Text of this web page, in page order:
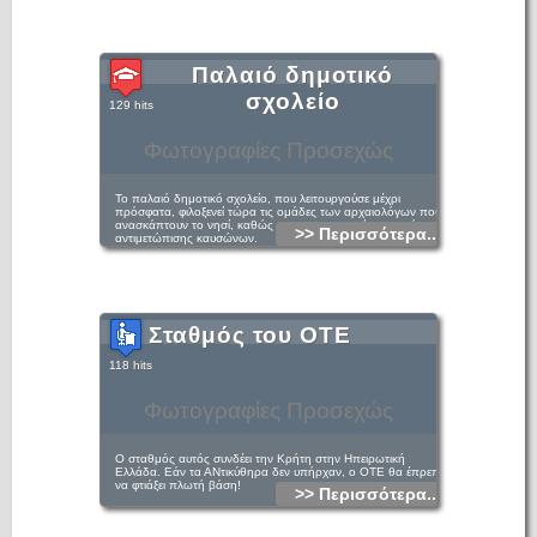
Φωτογραφίες Προσεχώς
Παλαιό δημοτικό
σχολείο
129 hits
Το παλαιό δημοτικό σχολείο, που λειτουργούσε μέχρι
πρόσφατα, φιλοξενεί τώρα τις ομάδες των αρχαιολόγων που
ανασκάπτουν το νησί, καθώς και χρησιμοποιείται ως χώρος
αντιμετώπισης καυσώνων.
>> Περισσότερα...
Φωτογραφίες Προσεχώς
Σταθμός του ΟΤΕ
118 hits
Ο σταθμός αυτός συνδέει την Κρήτη στην Ηπειρωτική
Ελλάδα. Εάν τα ΑΝτικύθηρα δεν υπήρχαν, ο ΟΤΕ θα έπρεπε
να φτιάξει πλωτή βάση!
>> Περισσότερα...